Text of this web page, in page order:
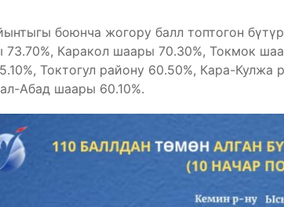
боюнча жогору балл топтогон
73.70%, Каракол шаары 70.30%, Токмок
Токтогул району 60.50%, Кара-
Абад шаары 60.10%.